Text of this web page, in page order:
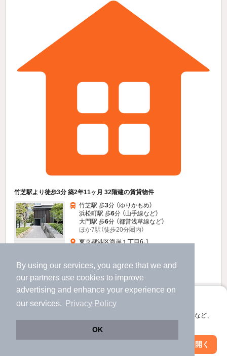
By using our services, you agree that we and
our partners use cookies to improve
advertising and enhance your experience on
our services.
Privacy Policy
OK
アプリに切り替えて、サクサクお部屋探し
会員登録なしですぐ使える。マップ検索やお気に入り保存など、
アプリを開く
竹芝駅より徒歩3分 築2年11ヶ月 32階建の賃貸物件
竹芝駅 歩3分 （ゆりかもめ）
浜松町駅 歩6分 （山手線など）
大門駅 歩6分 （都営浅草線など）
ほか7駅（徒歩20分圏内）
東京都港区海岸１丁目6-1
駐輪場あり
（管理費30,000円）
絞り込み条件を変更